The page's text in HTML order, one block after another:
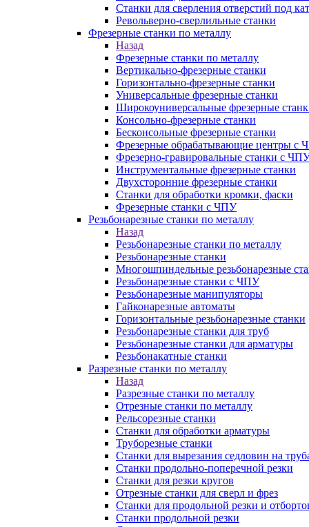
Станки для сверления отверстий под
Револьверно-сверлильные станки
Фрезерные станки по металлу
Назад
Фрезерные станки по металлу
Вертикально-фрезерные станки
Горизонтально-фрезерные станки
Универсальные фрезерные станки
Широкоуниверсальные фрезерные
Консольно-фрезерные станки
Бесконсольные фрезерные станки
Фрезерные обрабатывающие центры с
Фрезерно-гравировальные станки с
Инструментальные фрезерные станки
Двухсторонние фрезерные станки
Станки для обработки кромки, фаски
Фрезерные станки с ЧПУ
Резьбонарезные станки по металлу
Назад
Резьбонарезные станки по металлу
Резьбонарезные станки
Многошпиндельные резьбонарезные
Резьбонарезные станки с ЧПУ
Резьбонарезные манипуляторы
Гайконарезные автоматы
Горизонтальные резьбонарезные станки
Резьбонарезные станки для труб
Резьбонарезные станки для арматуры
Резьбонакатные станки
Разрезные станки по металлу
Назад
Разрезные станки по металлу
Отрезные станки по металлу
Рельсорезные станки
Станки для обработки арматуры
Труборезные станки
Станки для вырезания седловин на
Станки продольно-поперечной резки
Станки для резки кругов
Отрезные станки для сверл и фрез
Станки для продольной резки и
Станки продольной резки